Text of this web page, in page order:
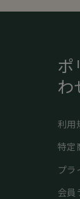
ポ
わ
利用
特定
プラ
会員